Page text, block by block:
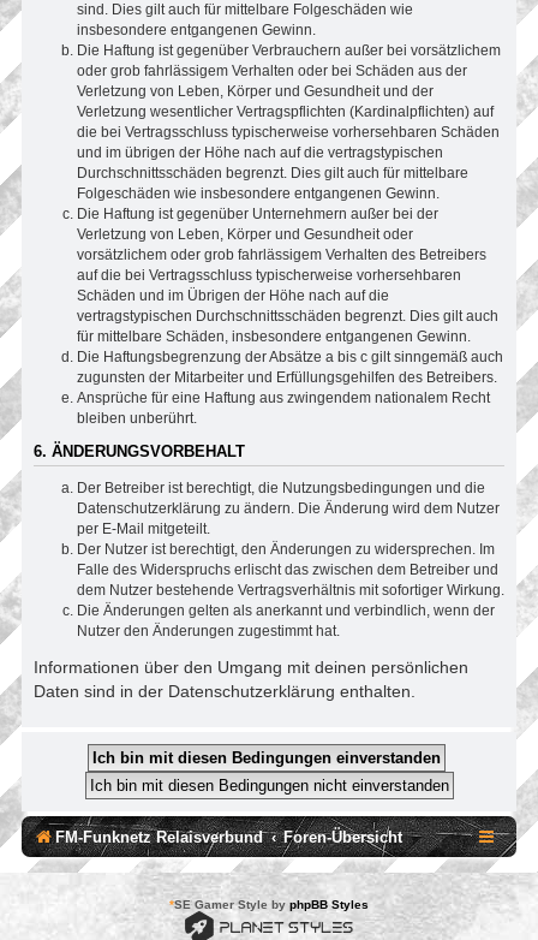
sind. Dies gilt auch für mittelbare Folgeschäden wie
insbesondere entgangenen Gewinn.
Die Haftung ist gegenüber Verbrauchern außer bei vorsätzlichem
oder grob fahrlässigem Verhalten oder bei Schäden aus der
Verletzung von Leben, Körper und Gesundheit und der
Verletzung wesentlicher Vertragspflichten (Kardinalpflichten) auf
die bei Vertragsschluss typischerweise vorhersehbaren Schäden
und im übrigen der Höhe nach auf die vertragstypischen
Durchschnittsschäden begrenzt. Dies gilt auch für mittelbare
Folgeschäden wie insbesondere entgangenen Gewinn.
Die Haftung ist gegenüber Unternehmern außer bei der
Verletzung von Leben, Körper und Gesundheit oder
vorsätzlichem oder grob fahrlässigem Verhalten des Betreibers
auf die bei Vertragsschluss typischerweise vorhersehbaren
Schäden und im Übrigen der Höhe nach auf die
vertragstypischen Durchschnittsschäden begrenzt. Dies gilt auch
für mittelbare Schäden, insbesondere entgangenen Gewinn.
Die Haftungsbegrenzung der Absätze a bis c gilt sinngemäß auch
zugunsten der Mitarbeiter und Erfüllungsgehilfen des Betreibers.
Ansprüche für eine Haftung aus zwingendem nationalem Recht
bleiben unberührt.
6. ÄNDERUNGSVORBEHALT
Der Betreiber ist berechtigt, die Nutzungsbedingungen und die
Datenschutzerklärung zu ändern. Die Änderung wird dem Nutzer
per E-Mail mitgeteilt.
Der Nutzer ist berechtigt, den Änderungen zu widersprechen. Im
Falle des Widerspruchs erlischt das zwischen dem Betreiber und
dem Nutzer bestehende Vertragsverhältnis mit sofortiger Wirkung.
Die Änderungen gelten als anerkannt und verbindlich, wenn der
Nutzer den Änderungen zugestimmt hat.
Informationen über den Umgang mit deinen persönlichen
Daten sind in der Datenschutzerklärung enthalten.
FM-Funknetz Relaisverbund Foren-Übersicht
*SE Gamer Style by phpBB Styles